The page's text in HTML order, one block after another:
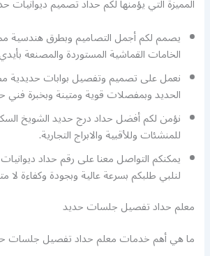
المميزة التي يؤمنها لكم حداد تصميم ديوانيات
يصمم لكم أجمل التصاميم وبطرق هندسية
الخامات القماشية المستوردة والمصنعة
نعمل على تصميم وتفصيل بوابات حديدية
الحديد وبمفصلات قوية ومتينة وبخبرة فني
نؤمن لكم أفضل حداد درج حديد الشويخ
للمنشئات وللأقبية والابراج التجارية.
يمكنكم التواصل معنا على رقم حداد
لنلبي طلبكم بسرعة عالية وبجودة وكفاءة لا
معلم حداد تفصيل جلسات حديد
ما هي أهم خدمات معلم حداد تفصيل جلسات